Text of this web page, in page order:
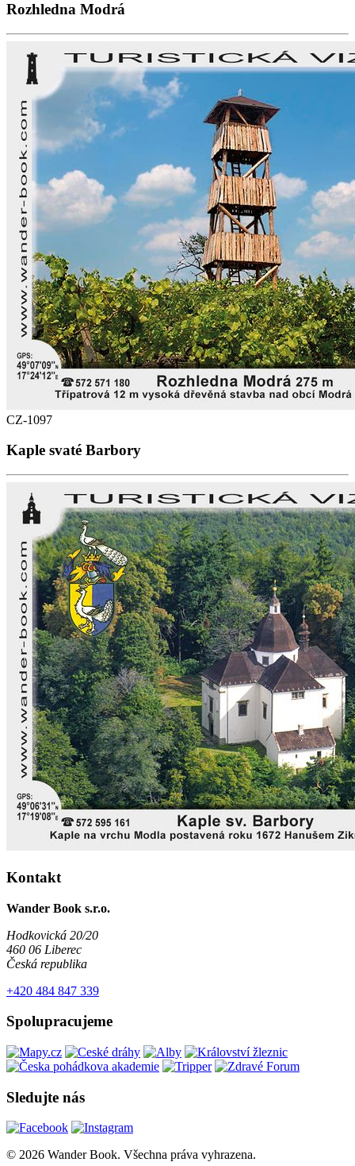
Rozhledna Modrá
CZ-1097
Kaple svaté Barbory
Kontakt
Wander Book s.r.o.
Hodkovická 20/20
460 06 Liberec
Česká republika
+420 484 847 339
Spolupracujeme
Sledujte nás
© 2026 Wander Book. Všechna práva vyhrazena.